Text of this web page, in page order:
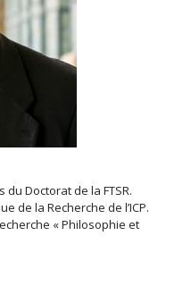
Doctorat de la FTSR.
de la Recherche de l’ICP.
« Philosophie et